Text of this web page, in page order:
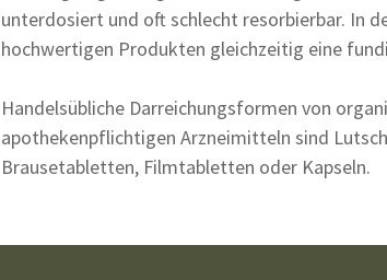
unterdosiert und oft schlecht resorbierbar. In
hochwertigen Produkten gleichzeitig eine
Handelsübliche Darreichungsformen von
apothekenpflichtigen Arzneimitteln sind
Brausetabletten, Filmtabletten oder Kapseln.